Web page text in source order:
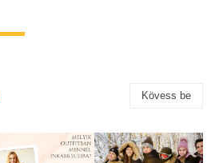
Kövess be